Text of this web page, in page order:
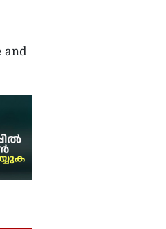
and